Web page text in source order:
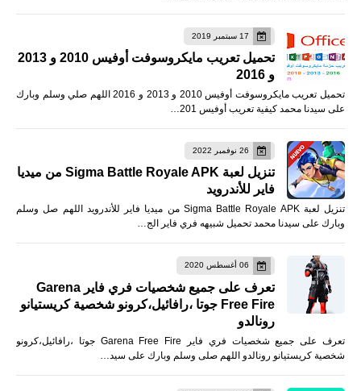
17 سبتمبر 2019
تحميل تعريب مايكروسوفت أوفيس 2010 و 2013
و 2016
تحميل تعريب مايكروسوفت أوفيس 2010 و 2013 و 2016 اللهم صلي وسلم وبارك
على سيدنا محمد كيفية تعريب أوفيس 201…
26 نوفمبر 2022
تنزيل لعبة Sigma Battle Royale APK من ميديا
فاير للأندرويد
تنزيل لعبة Sigma Battle Royale APK من ميديا فاير للأندرويد اللهم صل وسلم
وبارك على سيدنا محمد تحميل شبيهه فري فاير الج…
06 أغسطس 2020
تعرف على جميع شخصيات فري فاير Garena
Free Fire جوتا ،رافائيل،كرونو شخصية كريستيانو
رونالدو
تعرف على جميع شخصيات فري فاير Garena Free Fire جوتا ،رافائيل،كرونو
شخصية كريستيانو رونالدو اللهم صلى وسلم وبارك على سيد…